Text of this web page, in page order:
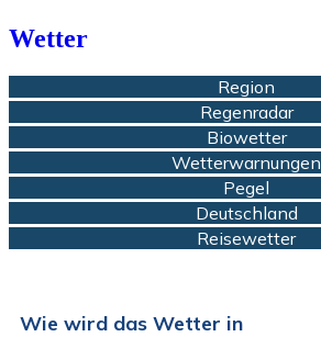
Wetter
Region
Regenradar
Biowetter
Wetterwarnungen
Pegel
Deutschland
Reisewetter
Wie wird das Wetter in